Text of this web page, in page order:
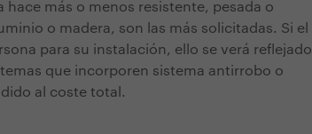
hace más o menos resistente, pesada o
o madera, son las más solicitadas. Si el
para su instalación, ello se verá reflejado
que incorporen sistema antirrobo o
al coste total.